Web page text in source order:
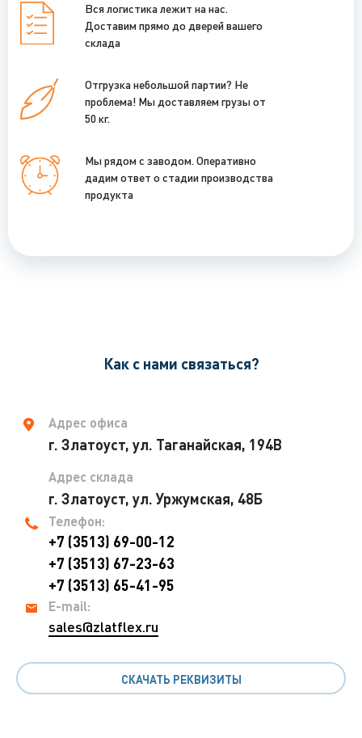
Вся логистика лежит на нас.
Доставим прямо до дверей вашего
склада
Отгрузка небольшой партии? Не
проблема! Мы доставляем грузы от
50 кг.
Мы рядом с заводом. Оперативно
дадим ответ о стадии производства
продукта
Как с нами связаться?
Адрес офиса
г. Златоуст, ул. Таганайская, 194В
Адрес склада
г. Златоуст, ул. Уржумская, 48Б
Телефон:
+7 (3513) 69-00-12
+7 (3513) 67-23-63
+7 (3513) 65-41-95
E-mail:
sales@zlatflex.ru
СКАЧАТЬ РЕКВИЗИТЫ